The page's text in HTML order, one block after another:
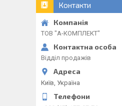
Контакти
ТОВ "А-КОМПЛЕКТ"
Відділ продажів
Київ, Україна